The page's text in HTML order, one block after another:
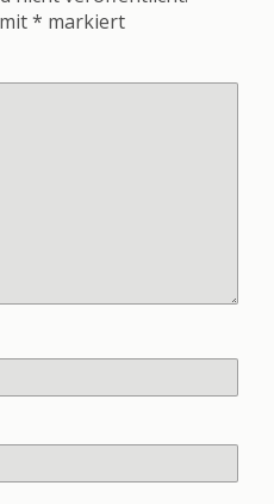
* markiert